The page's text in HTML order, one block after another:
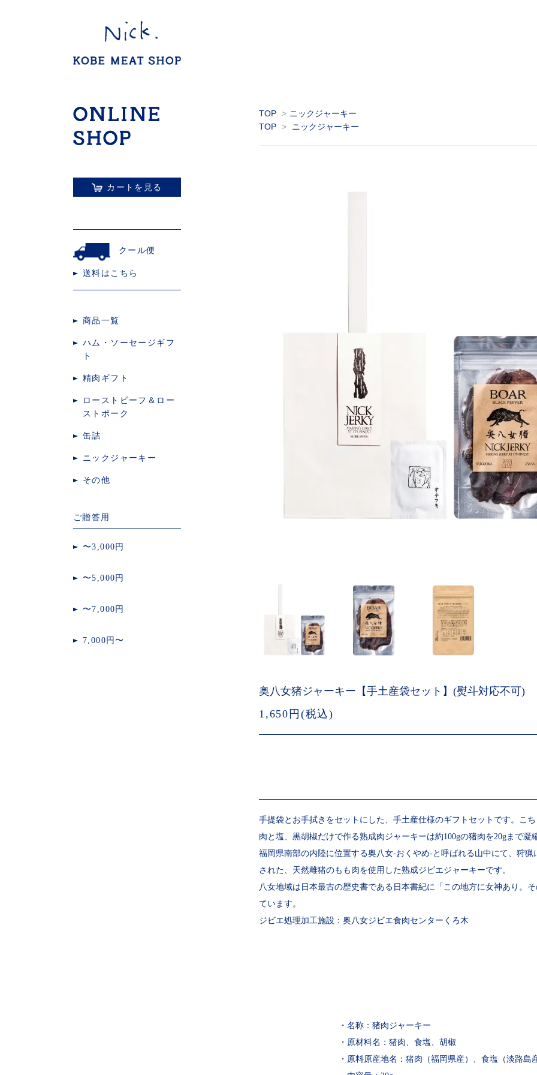
TOP > ニックジャーキー
TOP > ニックジャーキー
奥八女猪ジャーキー【手土産袋セット】(熨斗対応不可)
1,650円(税込)
手提袋とお手拭きをセットにした、手土産仕様のギフトセットです。こ
肉と塩、黒胡椒だけで作る熟成肉ジャーキーは約100gの猪肉を20gまで凝
福岡県南部の内陸に位置する奥八女-おくやめ-と呼ばれる山中にて、狩
された、天然雌猪のもも肉を使用した熟成ジビエジャーキーです。
八女地域は日本最古の歴史書である日本書紀に「この地方に女神あり。
ています。
ジビエ処理加工施設：奥八女ジビエ食肉センターくろ木
・名称：猪肉ジャーキー
・原材料名：猪肉、食塩、胡椒
・原料原産地名：猪肉（福岡県産）、食塩（淡路島
カートを見る
クール便
送料はこちら
商品一覧
ハム・ソーセージギフ
ト
精肉ギフト
ローストビーフ＆ロー
ストポーク
缶詰
ニックジャーキー
その他
ご贈答用
〜3,000円
〜5,000円
〜7,000円
7,000円〜